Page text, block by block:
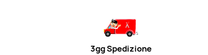
3gg Spedizione